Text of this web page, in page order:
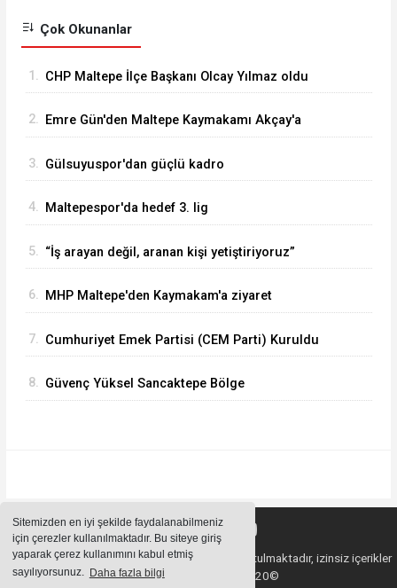
Sitemizden en iyi şekilde faydalanabilmeniz
için çerezler kullanılmaktadır. Bu siteye giriş
yaparak çerez kullanımını kabul etmiş
sayılıyorsunuz. Daha fazla bilgi
Çok Okunanlar
1. CHP Maltepe İlçe Başkanı Olcay Yılmaz oldu
2. Emre Gün'den Maltepe Kaymakamı Akçay'a
3. Gülsuyuspor'dan güçlü kadro
4. Maltepespor'da hedef 3. lig
5. “İş arayan değil, aranan kişi yetiştiriyoruz”
6. MHP Maltepe'den Kaymakam'a ziyaret
7. Cumhuriyet Emek Partisi (CEM Parti) Kuruldu
8. Güvenç Yüksel Sancaktepe Bölge
Sitemizde bulunan içeriklerin tüm hakları saklı tutulmaktadır, izinsiz içerikler
kullanılamaz. Copyright 2020©